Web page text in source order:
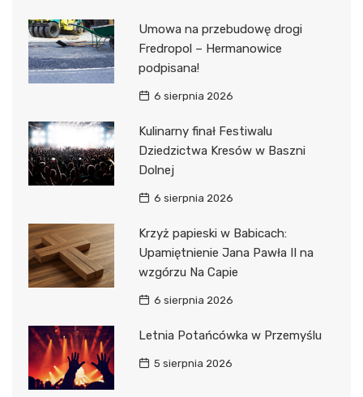
Umowa na przebudowę drogi
Fredropol – Hermanowice
podpisana!
6 sierpnia 2026
Kulinarny finał Festiwalu
Dziedzictwa Kresów w Baszni
Dolnej
6 sierpnia 2026
Krzyż papieski w Babicach:
Upamiętnienie Jana Pawła II na
wzgórzu Na Capie
6 sierpnia 2026
Letnia Potańcówka w Przemyślu
5 sierpnia 2026